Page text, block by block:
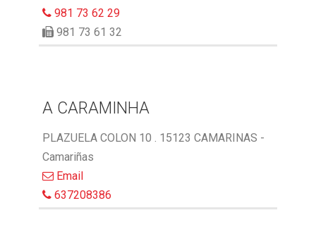
981 73 62 29
981 73 61 32
A CARAMINHA
PLAZUELA COLON 10 . 15123 CAMARINAS -
Camariñas
Email
637208386